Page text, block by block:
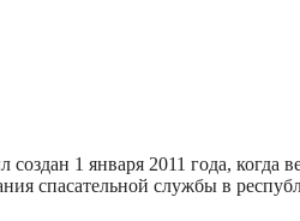
1 января 2011 года, когда
спасательной службы в